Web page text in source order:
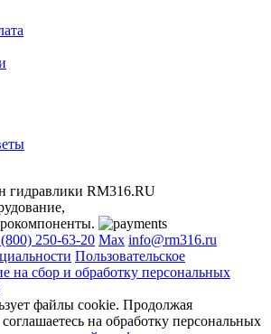
гидравлики RM316.RU
250-63-20 Max info@rm316.ru
Пользовательское
на сбор и обработку персональных
файлы cookie. Продолжая
на обработку персональных